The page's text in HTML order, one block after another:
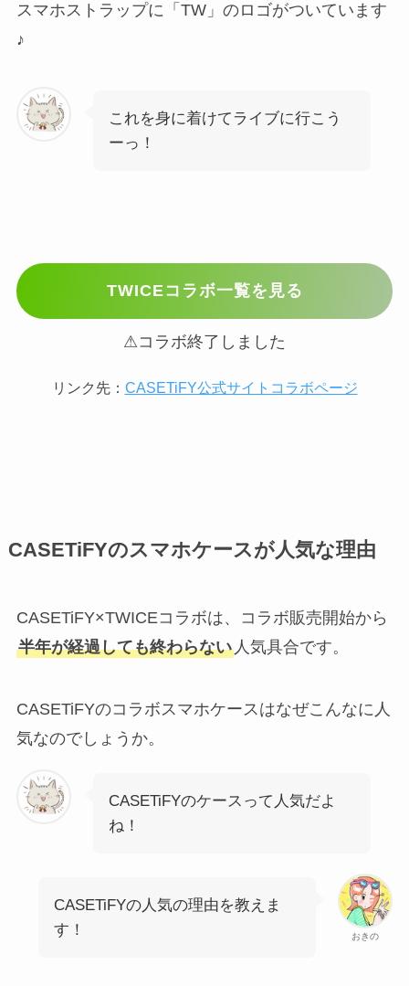
スマホストラップに「TW」のロゴがついています
♪
これを身に着けてライブに行こう
ーっ！
TWICEコラボ一覧を見る
⚠コラボ終了しました
リンク先： CASETiFY公式サイトコラボページ
CASETiFYのスマホケースが人気な理由
CASETiFY×TWICEコラボは、コラボ販売開始から
半年が経過しても終わらない人気具合です。
CASETiFYのコラボスマホケースはなぜこんなに人
気なのでしょうか。
CASETiFYのケースって人気だよ
ね！
おきの
CASETiFYの人気の理由を教えま
す！